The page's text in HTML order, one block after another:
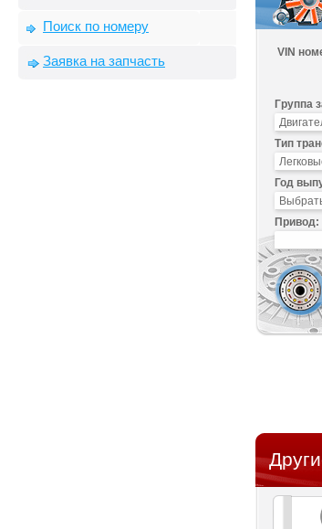
Поиск по номеру
Заявка на запчасть
VIN
Группа
Тип
Год
Привод: